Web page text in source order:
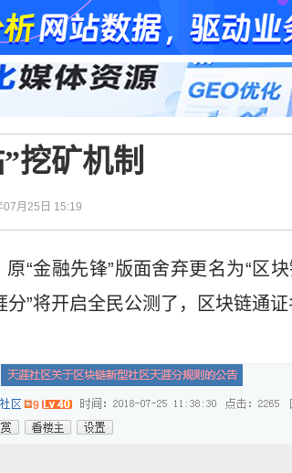
挖矿机制
07月25日 15:19
“金融先锋”版面舍弃更名为“区
”将开启全民公测了，区块链通